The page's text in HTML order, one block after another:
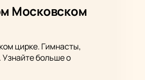
Московском
цирке. Гимнасты,
больше о